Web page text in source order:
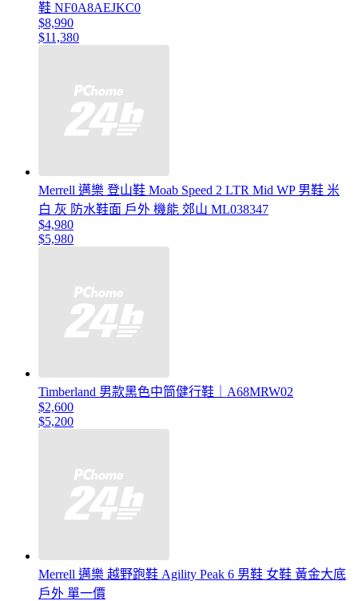
鞋 NF0A8AEJKC0
$8,990
$11,380
Merrell 邁樂 登山鞋 Moab Speed 2 LTR Mid WP 男鞋 米
白 灰 防水鞋面 戶外 機能 郊山 ML038347
$4,980
$5,980
Timberland 男款黑色中筒健行鞋｜A68MRW02
$2,600
$5,200
Merrell 邁樂 越野跑鞋 Agility Peak 6 男鞋 女鞋 黃金大底
戶外 單一價